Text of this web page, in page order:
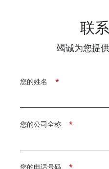
联
竭诚为您提
*
您的姓名
*
您的公司全称
*
您的电话号码